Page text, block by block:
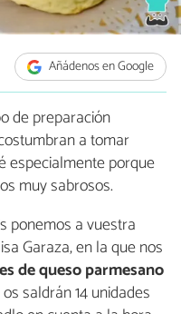
Añádenos en Google
de preparación
a tomar
especialmente porque
muy sabrosos.
ponemos a vuestra
Garaza, en la que nos
de queso parmesano
saldrán 14 unidades